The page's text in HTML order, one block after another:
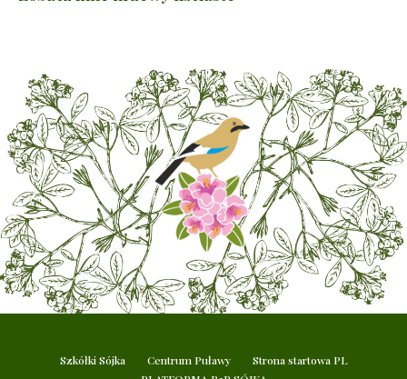
Szkółki Sójka Centrum Puławy
Strona startowa PL